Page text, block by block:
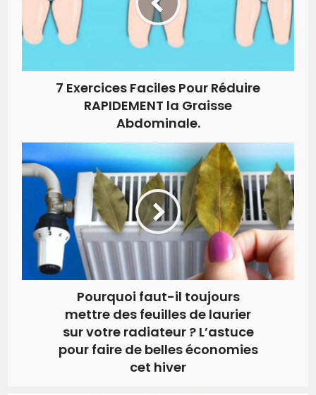
7 Exercices Faciles Pour Réduire
RAPIDEMENT la Graisse
Abdominale.
Pourquoi faut-il toujours
mettre des feuilles de laurier
sur votre radiateur ? L’astuce
pour faire de belles économies
cet hiver